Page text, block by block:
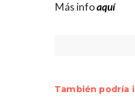
Más infoaquí
También podría